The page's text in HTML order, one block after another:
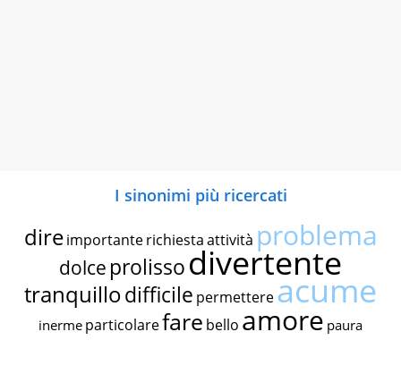
I sinonimi più ricercati
dire importante richiestaattività problema
dolce prolissodivertente
tranquillodifficile permettereacume
inerme particolarefare bello amore paura